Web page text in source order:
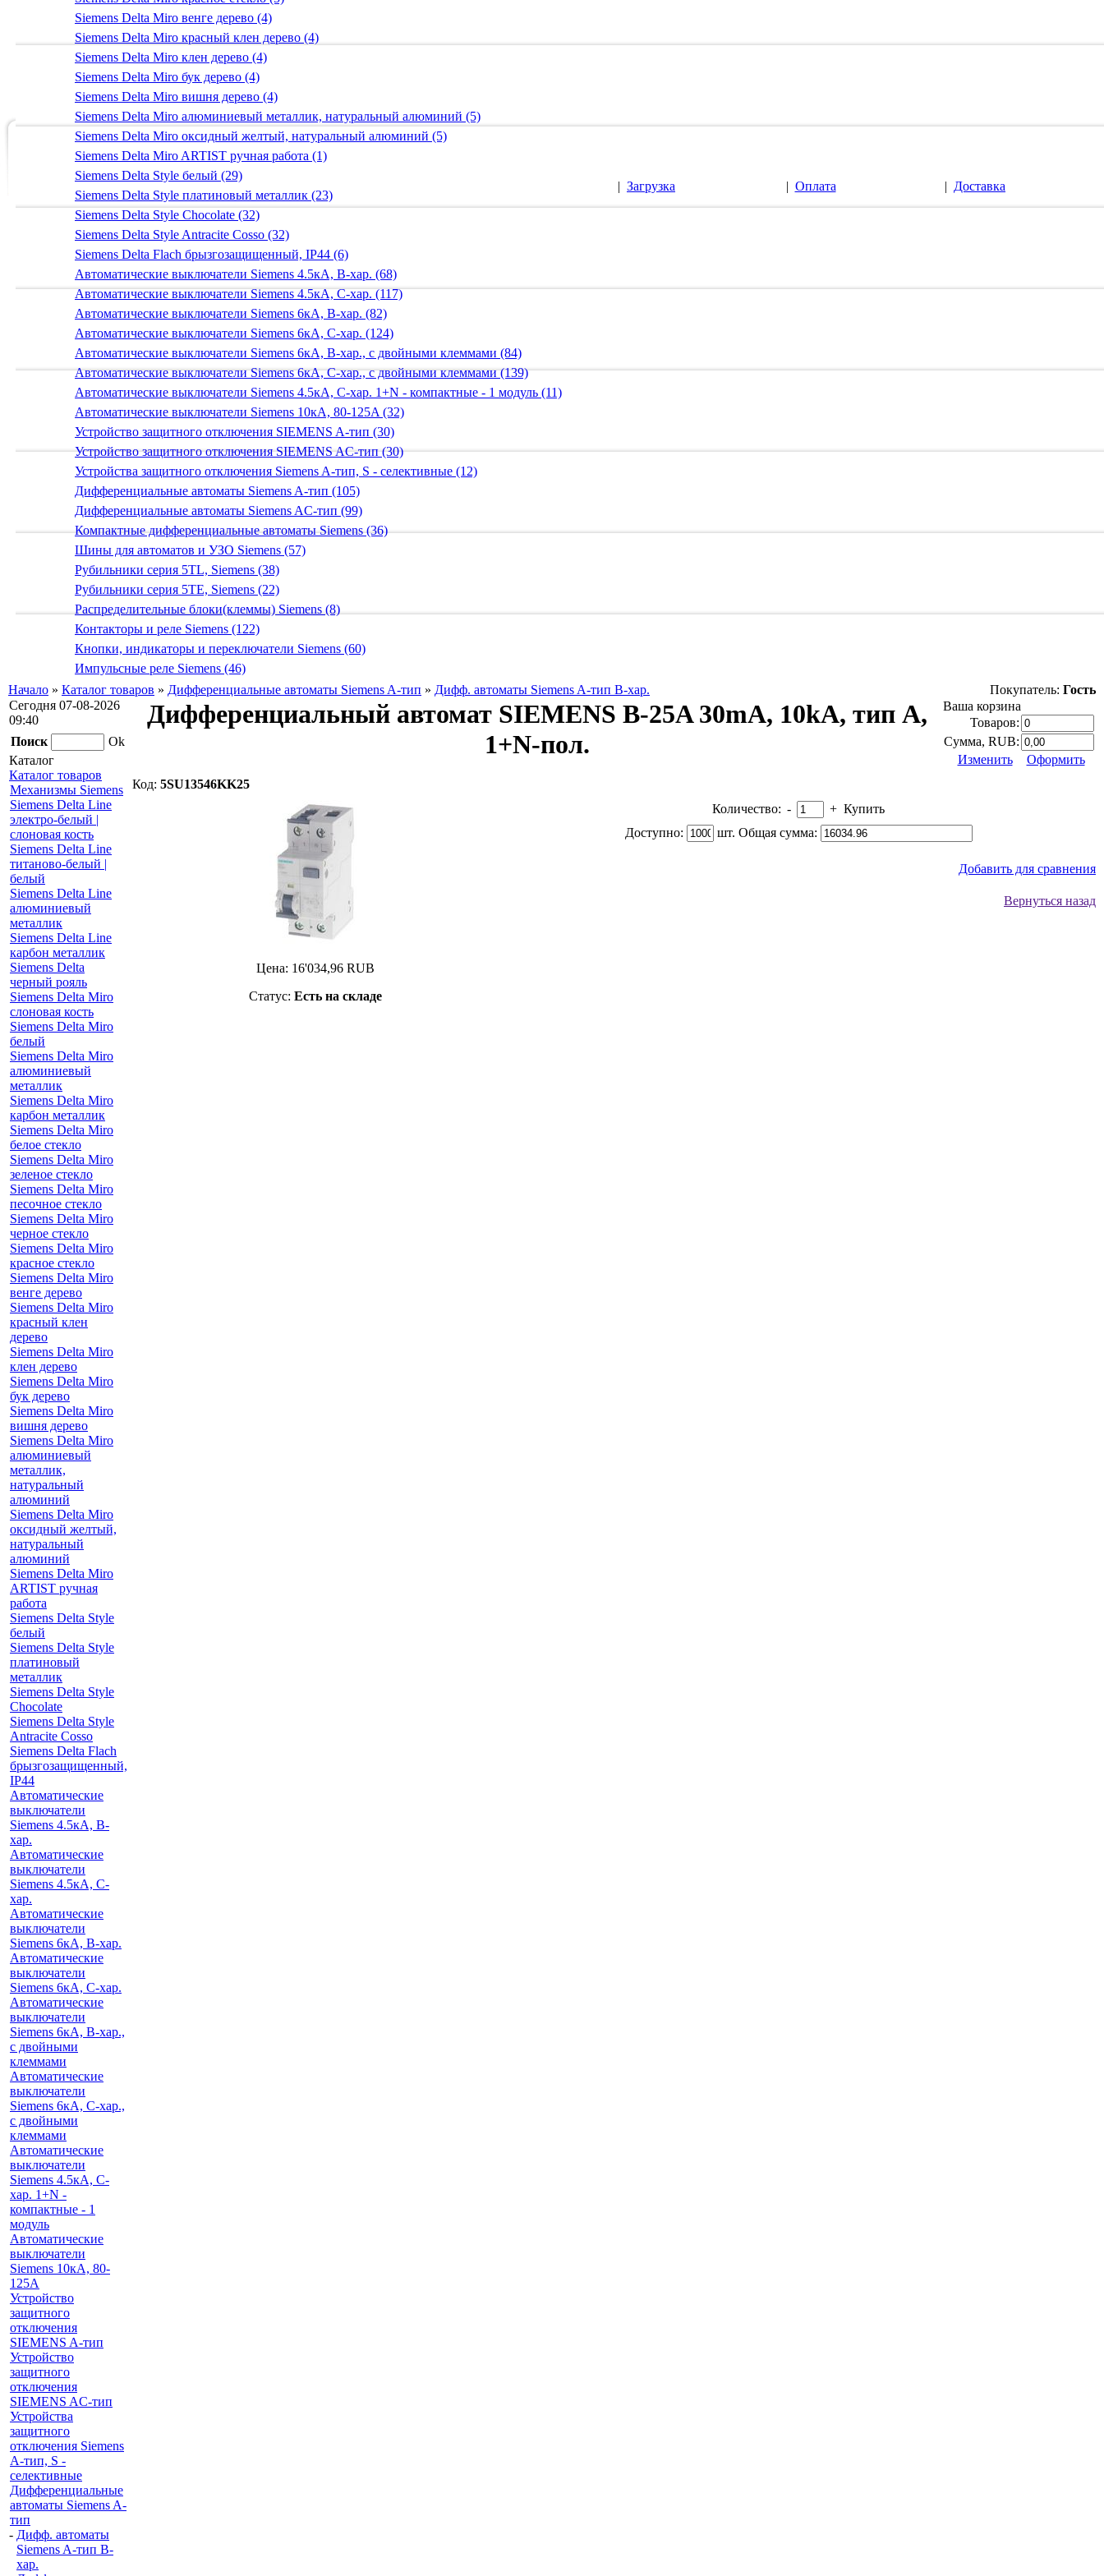
Siemens Delta Miro венге дерево (4)
Siemens Delta Miro красный клен дерево (4)
Siemens Delta Miro клен дерево (4)
Siemens Delta Miro бук дерево (4)
Siemens Delta Miro вишня дерево (4)
Siemens Delta Miro алюминиевый металлик, натуральный алюминий (5)
Siemens Delta Miro оксидный желтый, натуральный алюминий (5)
Siemens Delta Miro ARTIST ручная работа (1)
Siemens Delta Style белый (29)
Siemens Delta Style платиновый металлик (23)
Siemens Delta Style Chocolate (32)
Siemens Delta Style Antracite Cosso (32)
Siemens Delta Flach брызгозащищенный, IP44 (6)
Автоматические выключатели Siemens 4.5кА, B-хар. (68)
Автоматические выключатели Siemens 4.5кА, C-хар. (117)
Автоматические выключатели Siemens 6кА, B-хар. (82)
Автоматические выключатели Siemens 6кА, С-хар. (124)
Автоматические выключатели Siemens 6кА, B-хар., с двойными клеммами (84)
Автоматические выключатели Siemens 6кА, C-хар., с двойными клеммами (139)
Автоматические выключатели Siemens 4.5кА, C-хар. 1+N - компактные - 1 модуль (11)
Автоматические выключатели Siemens 10кА, 80-125A (32)
Устройство защитного отключения SIEMENS A-тип (30)
Устройство защитного отключения SIEMENS AС-тип (30)
Устройства защитного отключения Siemens A-тип, S - селективные (12)
Дифференциальные автоматы Siemens A-тип (105)
Дифференциальные автоматы Siemens AС-тип (99)
Компактные дифференциальные автоматы Siemens (36)
Шины для автоматов и УЗО Siemens (57)
Рубильники серия 5TL, Siemens (38)
Рубильники серия 5TE, Siemens (22)
Распределительные блоки(клеммы) Siemens (8)
Контакторы и реле Siemens (122)
Кнопки, индикаторы и переключатели Siemens (60)
Импульсные реле Siemens (46)
| Загрузка | Оплата | Доставка
Начало » Каталог товаров » Дифференциальные автоматы Siemens A-тип » Дифф. автоматы Siemens A-тип B-хар. Покупатель: Гость
Сегодня 07-08-2026
09:40
Поиск
Ok
Каталог
Каталог товаров
Механизмы Siemens
Siemens Delta Line
электро-белый |
слоновая кость
Siemens Delta Line
титаново-белый |
белый
Siemens Delta Line
алюминиевый
металлик
Siemens Delta Line
карбон металлик
Siemens Delta
черный рояль
Siemens Delta Miro
слоновая кость
Siemens Delta Miro
белый
Siemens Delta Miro
алюминиевый
металлик
Siemens Delta Miro
карбон металлик
Siemens Delta Miro
белое стекло
Siemens Delta Miro
зеленое стекло
Siemens Delta Miro
песочное стекло
Siemens Delta Miro
черное стекло
Siemens Delta Miro
красное стекло
Siemens Delta Miro
венге дерево
Siemens Delta Miro
красный клен
дерево
Siemens Delta Miro
клен дерево
Siemens Delta Miro
бук дерево
Siemens Delta Miro
вишня дерево
Siemens Delta Miro
алюминиевый
металлик,
натуральный
алюминий
Siemens Delta Miro
оксидный желтый,
натуральный
алюминий
Siemens Delta Miro
ARTIST ручная
работа
Siemens Delta Style
белый
Siemens Delta Style
платиновый
металлик
Siemens Delta Style
Chocolate
Siemens Delta Style
Antracite Cosso
Siemens Delta Flach
брызгозащищенный,
IP44
Автоматические
выключатели
Siemens 4.5кА, B-
хар.
Автоматические
выключатели
Siemens 4.5кА, C-
хар.
Автоматические
выключатели
Siemens 6кА, B-хар.
Автоматические
выключатели
Siemens 6кА, С-хар.
Автоматические
выключатели
Siemens 6кА, B-хар.,
с двойными
клеммами
Автоматические
выключатели
Siemens 6кА, C-хар.,
с двойными
клеммами
Автоматические
выключатели
Siemens 4.5кА, C-
хар. 1+N -
компактные - 1
модуль
Автоматические
выключатели
Siemens 10кА, 80-
125A
Устройство
защитного
отключения
SIEMENS A-тип
Устройство
защитного
отключения
SIEMENS AС-тип
Устройства
защитного
отключения Siemens
A-тип, S -
селективные
Дифференциальные
автоматы Siemens A-
тип
- Дифф. автоматы
Siemens A-тип B-
хар.
Дифференциальный автомат SIEMENS B-25A 30mA, 10kA, тип A,
1+N-пол.
Код: 5SU13546KK25
Ваша корзина
Товаров:
Сумма, RUB:
Изменить
Оформить
Цена: 16'034,96RUB
Статус: Есть на складе
Количество: - + Купить
Доступно:
шт. Общая сумма:
Добавить для сравнения
Вернуться назад